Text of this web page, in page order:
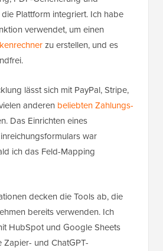
Plattform integriert. Ich habe
verwendet, um einen
zu erstellen, und es
lässt sich mit PayPal, Stripe,
anderen beliebten Zahlungs-
Das Einrichten eines
war
ich das Feld-Mapping
decken die Tools ab, die
bereits verwenden. Ich
HubSpot und Google Sheets
und ChatGPT-